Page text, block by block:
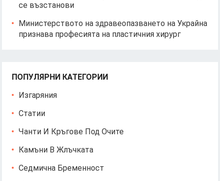
се възстанови
Министерството на здравеопазването на Украйна
признава професията на пластичния хирург
ПОПУЛЯРНИ КАТЕГОРИИ
Изгаряния
Статии
Чанти И Кръгове Под Очите
Камъни В Жлъчката
Седмична Бременност